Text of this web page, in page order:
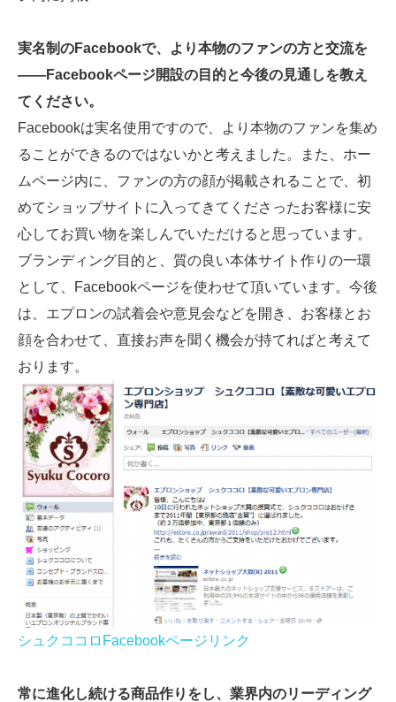
実名制のFacebookで、より本物のファンの方と交流を
――Facebookページ開設の目的と今後の見通しを教え
てください。
Facebookは実名使用ですので、より本物のファンを集め
ることができるのではないかと考えました。また、ホー
ムページ内に、ファンの方の顔が掲載されることで、初
めてショップサイトに入ってきてくださったお客様に安
心してお買い物を楽しんでいただけると思っています。
ブランディング目的と、質の良い本体サイト作りの一環
として、Facebookページを使わせて頂いています。今後
は、エプロンの試着会や意見会などを開き、お客様とお
顔を合わせて、直接お声を聞く機会が持てればと考えて
おります。
シュクココロFacebookページリンク
常に進化し続ける商品作りをし、業界内のリーディング